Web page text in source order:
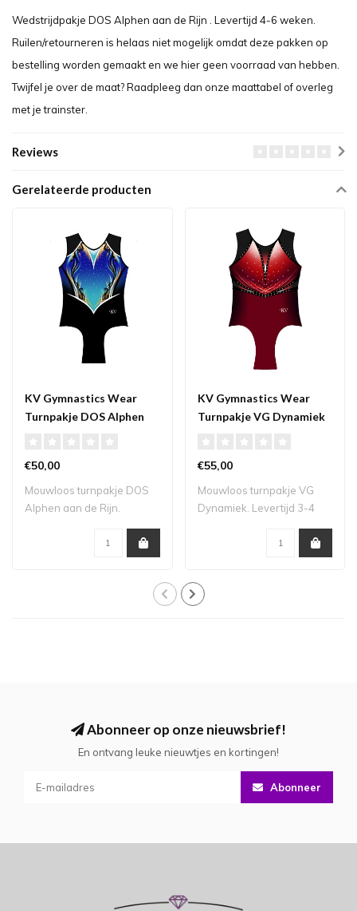
Wedstrijdpakje DOS Alphen aan de Rijn . Levertijd 4-6 weken.
Ruilen/retourneren is helaas niet mogelijk omdat deze pakken op
bestelling worden gemaakt en we hier geen voorraad van hebben.
Twijfel je over de maat? Raadpleeg dan onze maattabel of overleg
met je trainster.
Reviews
Gerelateerde producten
KV Gymnastics Wear
Turnpakje DOS Alphen
€50,00
Mouwloos turnpakje DOS
Alphen aan de Rijn.
KV Gymnastics Wear
Turnpakje VG Dynamiek
€55,00
Mouwloos turnpakje VG
Dynamiek. Levertijd 3-4
Abonneer op onze nieuwsbrief!
En ontvang leuke nieuwtjes en kortingen!
Abonneer